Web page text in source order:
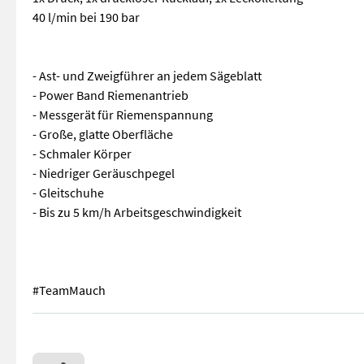
40 l/min bei 190 bar
- Ast- und Zweigführer an jedem Sägeblatt
- Power Band Riemenantrieb
- Messgerät für Riemenspannung
- Große, glatte Oberfläche
- Schmaler Körper
- Niedriger Geräuschpegel
- Gleitschuhe
- Bis zu 5 km/h Arbeitsgeschwindigkeit
#TeamMauch
Greentec LRS 1602 Astsäge - 1,6m Arbeitsbreite - 4 x 40cm